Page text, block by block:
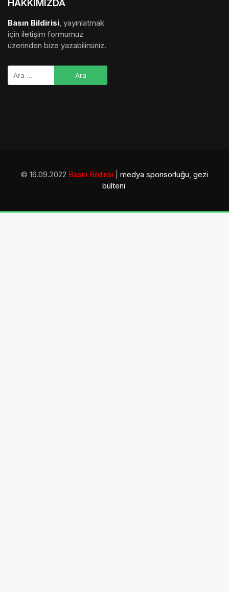
HAKKIMIZDA
Basın Bildirisi, yayınlatmak
için iletişim formumuz
üzerinden bize yazabilirsiniz.
© 16.09.2022 Basın Bildirisi medya sponsorluğu, gezi
bülteni